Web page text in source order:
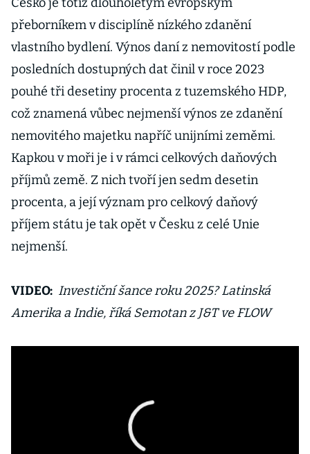
přeborníkem v disciplíně nízkého zdanění
vlastního bydlení. Výnos daní z nemovitostí podle
posledních dostupných dat činil v roce 2023
pouhé tři desetiny procenta z tuzemského HDP,
což znamená vůbec nejmenší výnos ze zdanění
nemovitého majetku napříč unijními zeměmi.
Kapkou v moři je i v rámci celkových daňových
příjmů země. Z nich tvoří jen sedm desetin
procenta, a její význam pro celkový daňový
příjem státu je tak opět v Česku z celé Unie
nejmenší.
VIDEO: Investiční šance roku 2025? Latinská
Amerika a Indie, říká Semotan z J&T ve FLOW